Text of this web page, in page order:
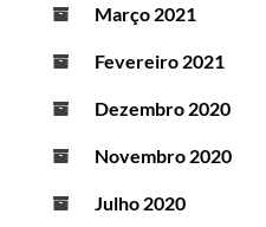
Março 2021
Fevereiro 2021
Dezembro 2020
Novembro 2020
Julho 2020